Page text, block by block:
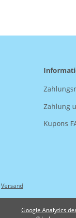
Zahlung
Kupons
Versand
Google Analytics